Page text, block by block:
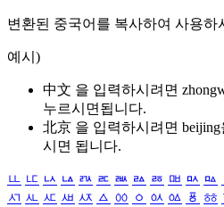
변환된 중국어를 복사하여 사용하
예시)
中文 을 입력하시려면
누르시면됩니다.
北京 을 입력하시려면 beijing
시면 됩니다.
ㅥ ㅦ ㅧ ㅨ ㅩ ㅪ ㅫ ㅬ ㅭ ㅮ ㅯ ㅰ
ㅺ ㅻ ㅼ ㅽ ㅾ ㅿ ㆀ ㆁ ㆂ ㆃ ㆄ ㆅ